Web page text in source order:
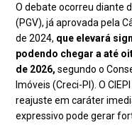
O debate ocorreu diante
(PGV), já aprovada pela
de 2024, que elevará
podendo chegar a até
de 2026, segundo o
Imóveis (Creci-PI). O
reajuste em caráter
expressivo pode gerar